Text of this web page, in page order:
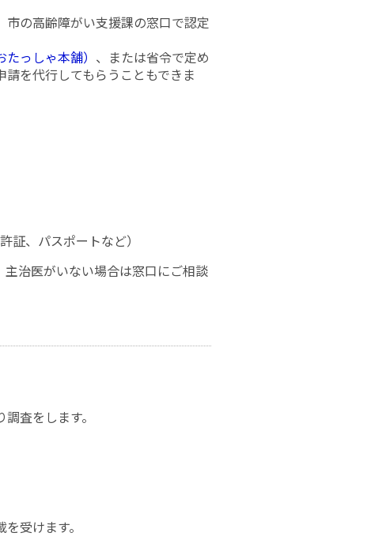
の高齢障がい支援課の窓口で認定
っしゃ本舗） 、または省令で定め
を代行してもらうこともできま
証、パスポートなど）
治医がいない場合は窓口にご相談
査をします。
受けます。